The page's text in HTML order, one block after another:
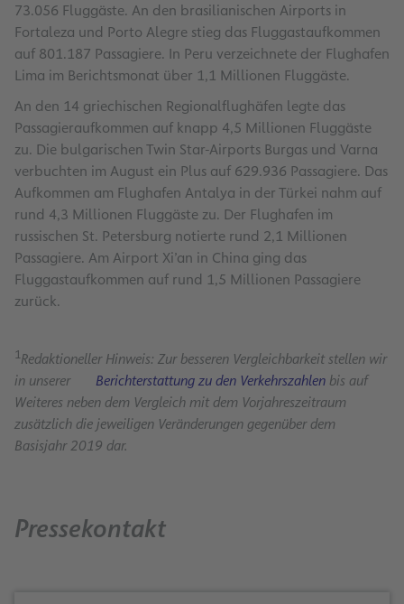
73.056 Fluggäste. An den brasilianischen Airports in
Fortaleza und Porto Alegre stieg das Fluggastaufkommen
auf 801.187 Passagiere. In Peru verzeichnete der Flughafen
Lima im Berichtsmonat über 1,1 Millionen Fluggäste.
An den 14 griechischen Regionalflughäfen legte das
Passagieraufkommen auf knapp 4,5 Millionen Fluggäste
zu. Die bulgarischen Twin Star-Airports Burgas und Varna
verbuchten im August ein Plus auf 629.936 Passagiere. Das
Aufkommen am Flughafen Antalya in der Türkei nahm auf
rund 4,3 Millionen Fluggäste zu. Der Flughafen im
russischen St. Petersburg notierte rund 2,1 Millionen
Passagiere. Am Airport Xi’an in China ging das
Fluggastaufkommen auf rund 1,5 Millionen Passagiere
zurück.
1Redaktioneller Hinweis: Zur besseren Vergleichbarkeit stellen wir
in unserer
Berichterstattung zu den Verkehrszahlen bis auf
Weiteres neben dem Vergleich mit dem Vorjahreszeitraum
zusätzlich die jeweiligen Veränderungen gegenüber dem
Basisjahr 2019 dar.
Pressekontakt